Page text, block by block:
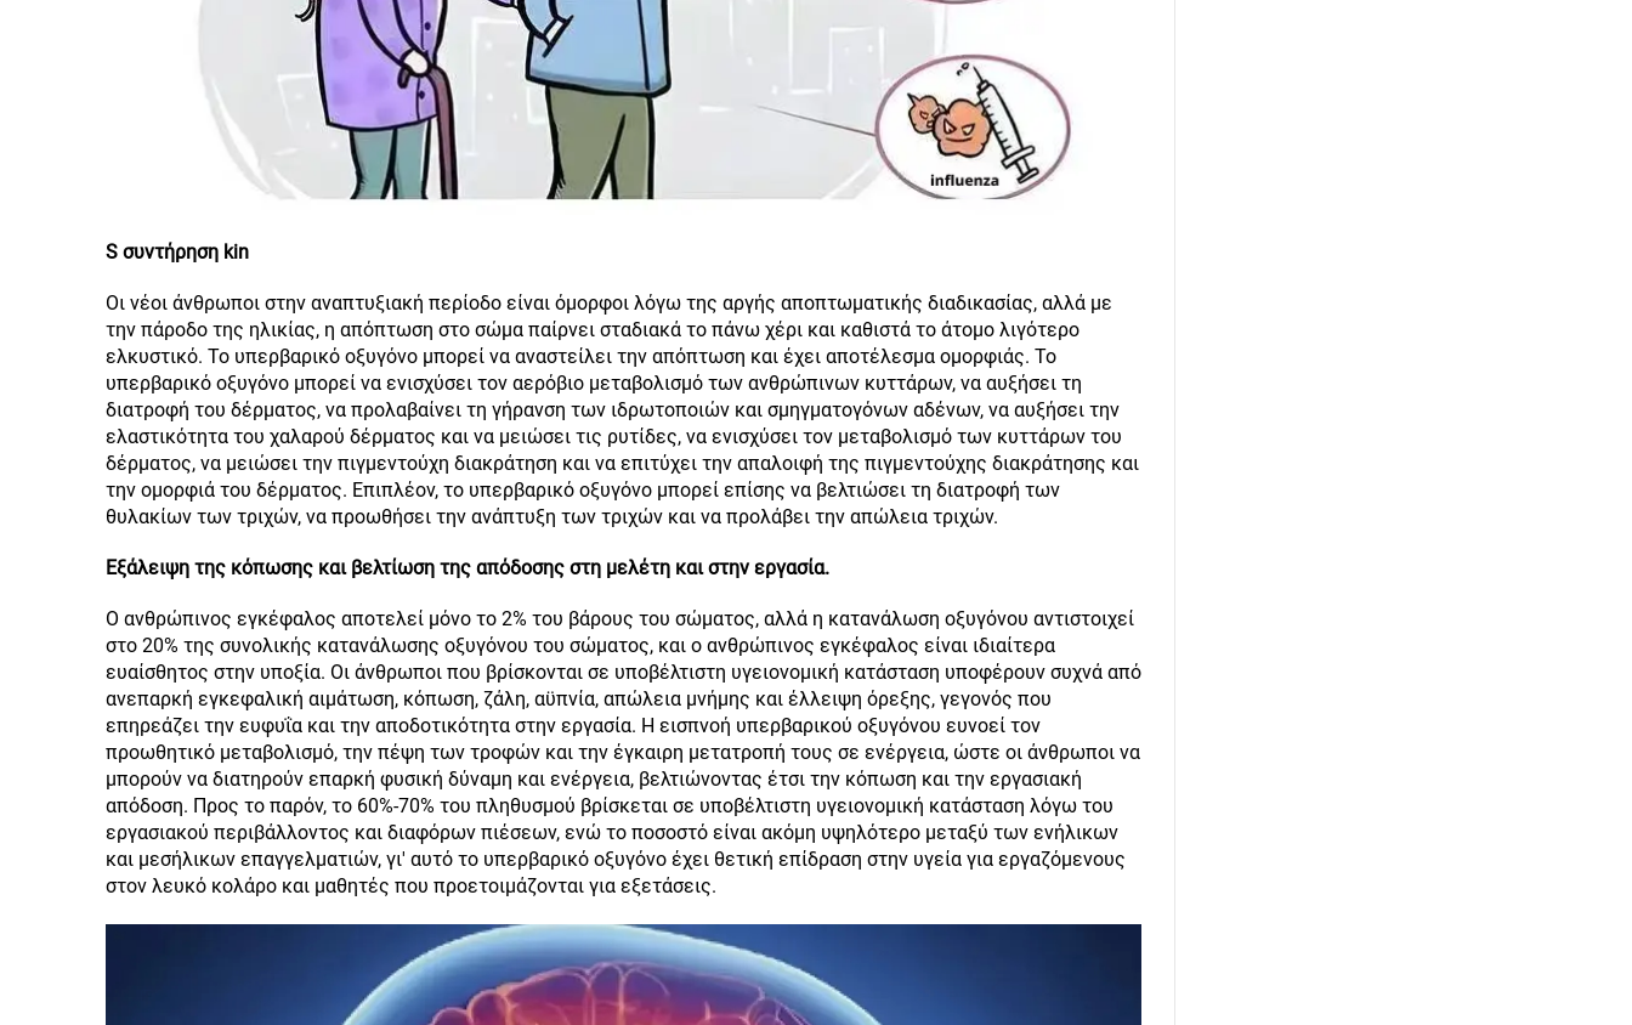
S συντήρηση kin
Οι νέοι άνθρωποι στην αναπτυξιακή περίοδο είναι όμορφοι λόγω της αργής αποπτωματικής διαδικασίας, αλλά με
την πάροδο της ηλικίας, η απόπτωση στο σώμα παίρνει σταδιακά το πάνω χέρι και καθιστά το άτομο λιγότερο
ελκυστικό. Το υπερβαρικό οξυγόνο μπορεί να αναστείλει την απόπτωση και έχει αποτέλεσμα ομορφιάς. Το
υπερβαρικό οξυγόνο μπορεί να ενισχύσει τον αερόβιο μεταβολισμό των ανθρώπινων κυττάρων, να αυξήσει τη
διατροφή του δέρματος, να προλαβαίνει τη γήρανση των ιδρωτοποιών και σμηγματογόνων αδένων, να αυξήσει την
ελαστικότητα του χαλαρού δέρματος και να μειώσει τις ρυτίδες, να ενισχύσει τον μεταβολισμό των κυττάρων του
δέρματος, να μειώσει την πιγμεντούχη διακράτηση και να επιτύχει την απαλοιφή της πιγμεντούχης διακράτησης και
την ομορφιά του δέρματος. Επιπλέον, το υπερβαρικό οξυγόνο μπορεί επίσης να βελτιώσει τη διατροφή των
θυλακίων των τριχών, να προωθήσει την ανάπτυξη των τριχών και να προλάβει την απώλεια τριχών.
Εξάλειψη της κόπωσης και βελτίωση της απόδοσης στη μελέτη και στην εργασία.
Ο ανθρώπινος εγκέφαλος αποτελεί μόνο το 2% του βάρους του σώματος, αλλά η κατανάλωση οξυγόνου αντιστοιχεί
στο 20% της συνολικής κατανάλωσης οξυγόνου του σώματος, και ο ανθρώπινος εγκέφαλος είναι ιδιαίτερα
ευαίσθητος στην υποξία. Οι άνθρωποι που βρίσκονται σε υποβέλτιστη υγειονομική κατάσταση υποφέρουν συχνά από
ανεπαρκή εγκεφαλική αιμάτωση, κόπωση, ζάλη, αϋπνία, απώλεια μνήμης και έλλειψη όρεξης, γεγονός που
επηρεάζει την ευφυΐα και την αποδοτικότητα στην εργασία. Η εισπνοή υπερβαρικού οξυγόνου ευνοεί τον
προωθητικό μεταβολισμό, την πέψη των τροφών και την έγκαιρη μετατροπή τους σε ενέργεια, ώστε οι άνθρωποι να
μπορούν να διατηρούν επαρκή φυσική δύναμη και ενέργεια, βελτιώνοντας έτσι την κόπωση και την εργασιακή
απόδοση. Προς το παρόν, το 60%-70% του πληθυσμού βρίσκεται σε υποβέλτιστη υγειονομική κατάσταση λόγω του
εργασιακού περιβάλλοντος και διαφόρων πιέσεων, ενώ το ποσοστό είναι ακόμη υψηλότερο μεταξύ των ενήλικων
και μεσήλικων επαγγελματιών, γι' αυτό το υπερβαρικό οξυγόνο έχει θετική επίδραση στην υγεία για εργαζόμενους
στον λευκό κολάρο και μαθητές που προετοιμάζονται για εξετάσεις.